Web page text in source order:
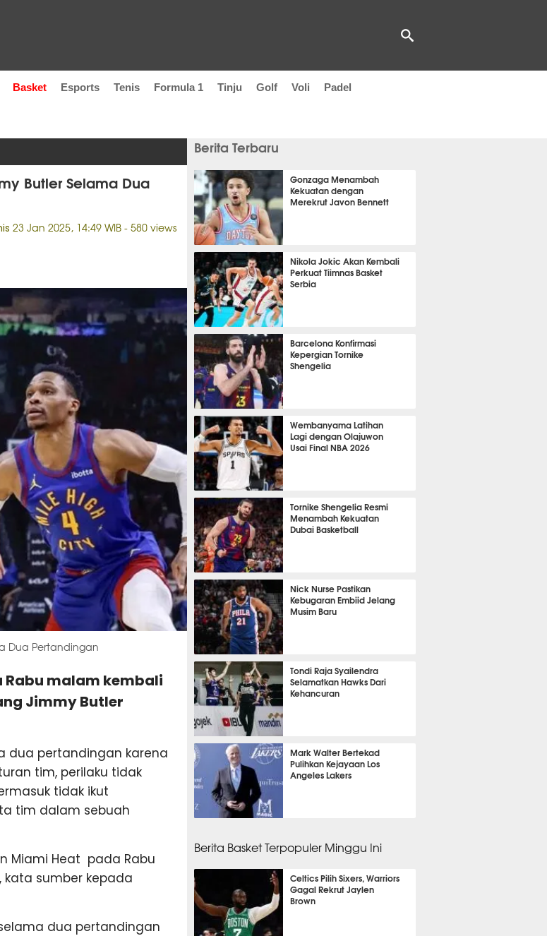
Basket Esports Tenis Formula 1 Tinju Golf Voli Padel
Butler Selama Dua
23 Jan 2025, 14:49 WIB- 580 views
Dua Pertandingan
Rabu malam kembali
Jimmy Butler
dua pertandingan karena
tim, perilaku tidak
tidak ikut
tim dalam sebuah
Miami Heat pada Rabu
sumber kepada
dua pertandingan
Berita Terbaru
Gonzaga Menambah
Kekuatan dengan
Merekrut Javon Bennett
3 jam 55 menit lalu
Nikola Jokic Akan Kembali
Perkuat Tiimnas Basket
Serbia
4 jam 45 menit lalu
Barcelona Konfirmasi
Kepergian Tornike
Shengelia
6 jam 17 menit lalu
Wembanyama Latihan
Lagi dengan Olajuwon
Usai Final NBA 2026
6 jam 50 menit lalu
Tornike Shengelia Resmi
Menambah Kekuatan
Dubai Basketball
7 jam 3 menit lalu
Nick Nurse Pastikan
Kebugaran Embiid Jelang
Musim Baru
7 jam 38 menit lalu
Tondi Raja Syailendra
Selamatkan Hawks Dari
Kehancuran
8 jam 3 menit lalu
Mark Walter Bertekad
Pulihkan Kejayaan Los
Angeles Lakers
Berita Basket Terpopuler Minggu Ini
Celtics Pilih Sixers, Warriors
Gagal Rekrut Jaylen
Brown